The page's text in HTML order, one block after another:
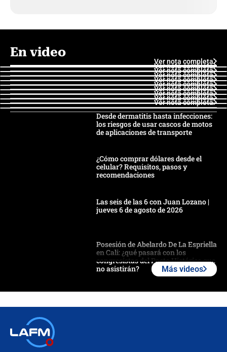
En video
Ver nota completa
Ver nota completa
Ver nota completa
Ver nota completa
Ver nota completa
Ver nota completa
Ver nota completa
Ver nota completa
Ver nota completa
Ver nota completa
Desde dermatitis hasta infecciones:
los riesgos de usar cascos de motos
de aplicaciones de transporte
¿Cómo comprar dólares desde el
celular? Requisitos, pasos y
recomendaciones
Las seis de las 6 con Juan Lozano |
jueves 6 de agosto de 2026
Posesión de Abelardo De La Espriella
en Cali: ¿qué pasará con los
congresistas del Pacto Histórico que
no asistirán?
Más videos